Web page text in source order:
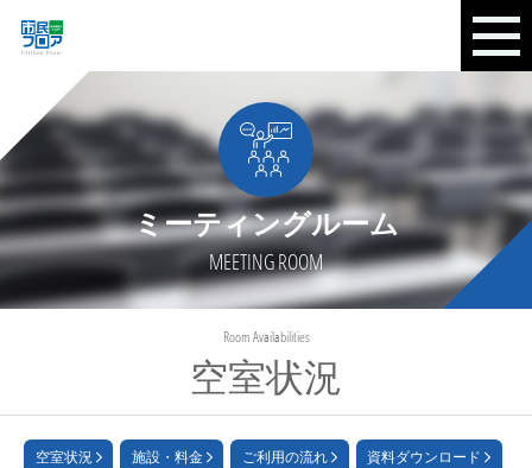
ミーティングルーム
MEETING ROOM
空室状況
Room Availabilities
空室状況 施設・料金 ご利用の流れ 資料ダウンロード